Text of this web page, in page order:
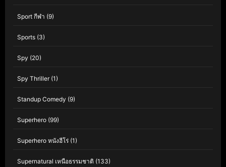
Sport กีฬา (9)
Sports (3)
Spy (20)
Spy Thriller(1)
Standup Comedy (9)
Superhero (99)
Superhero หนังฮีโร่ (1)
Supernatural เหนือธรรมชาติ (133)